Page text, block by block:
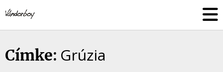
to
content
Címke: Grúzia